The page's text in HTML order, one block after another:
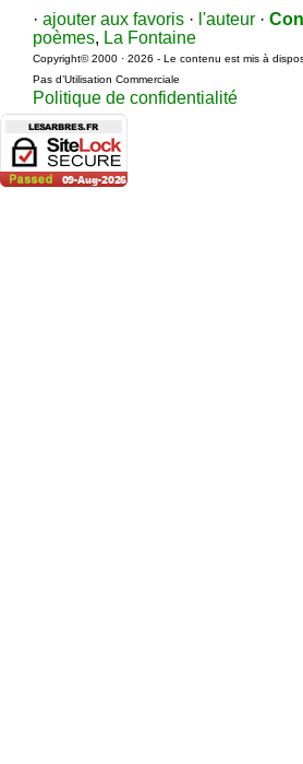
· ajouter aux favoris · l'auteur ·
poèmes, La Fontaine
Copyright© 2000 · 2026 - Le contenu est mis à
Pas d’Utilisation Commerciale
Politique de confidentialité